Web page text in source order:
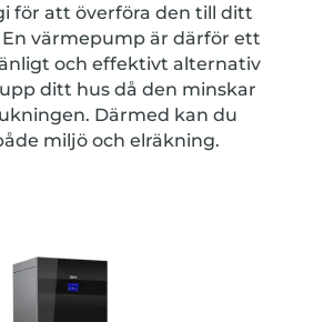
för att överföra den till ditt
värmepump är därför ett
och effektivt alternativ
ditt hus då den minskar
Därmed kan du
miljö och elräkning.